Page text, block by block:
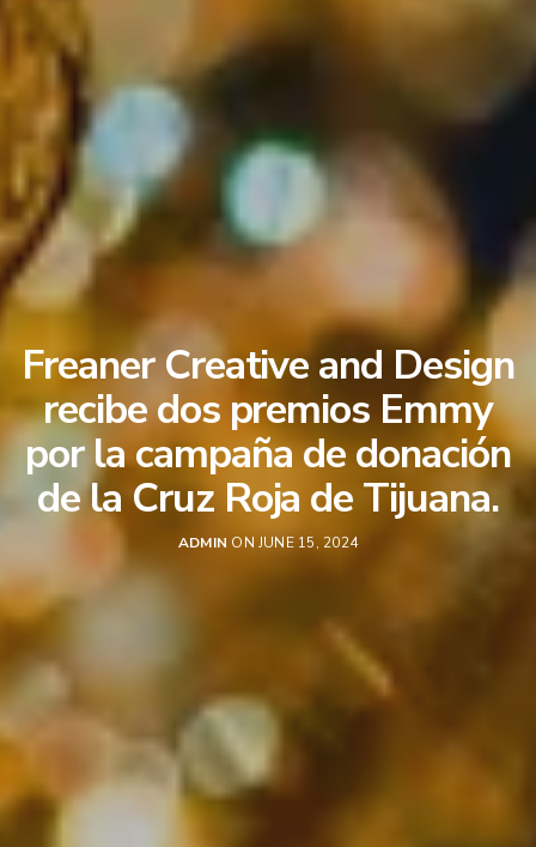
Freaner Creative and Design
recibe dos premios Emmy
por la campaña de donación
de la Cruz Roja de Tijuana.
ADMIN ON JUNE 15, 2024